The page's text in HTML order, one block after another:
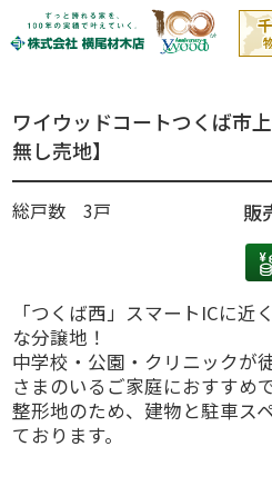
ワイウッドコートつくば市
無し売地】
総戸数 3戸 販
「つくば西」スマートICに近
な分譲地！
中学校・公園・クリニックが
さまのいるご家庭におすすめで
整形地のため、建物と駐車ス
ております。